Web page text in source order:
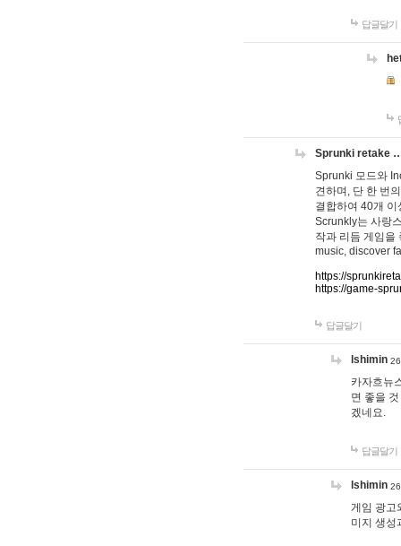
답글달기
Sprunki retake
Sprunki 모드와
견하며, 단 한 번
결합하여 40개
Scrunkly는 사랑
작과 리듬 게임을
music, discover
https://
https://game-
답글달기
lshimin
카자흐뉴
면 좋을
겠네요.
답글달기
lshimin
게임 광고
미지 생성